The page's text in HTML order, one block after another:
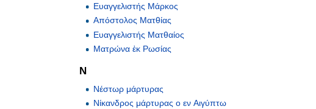
Ευαγγελιστής Μάρκος
Απόστολος Ματθίας
Ευαγγελιστής Ματθαίος
Ματρώνα ἐκ Ρωσίας
Ν
Νέστωρ μάρτυρας
Νίκανδρος μάρτυρας ο εν Αιγύπτω